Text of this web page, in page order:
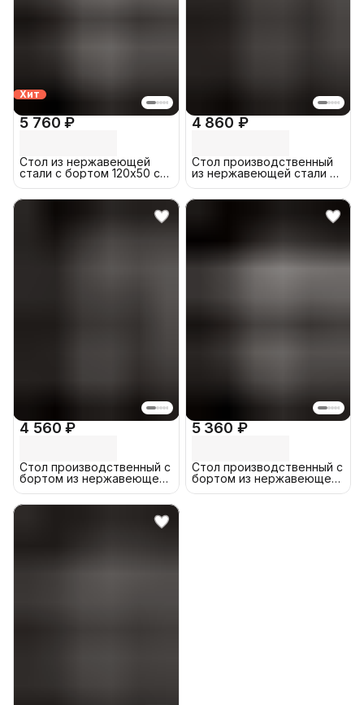
Хит
5 760 ₽
Стол из нержавеющей
стали с бортом 120х50 см
производственный,
4 860 ₽
Стол производственный
из нержавеющей стали с
4 560 ₽
Стол производственный с
бортом из нержавеющей
5 360 ₽
Стол производственный с
бортом из нержавеющей